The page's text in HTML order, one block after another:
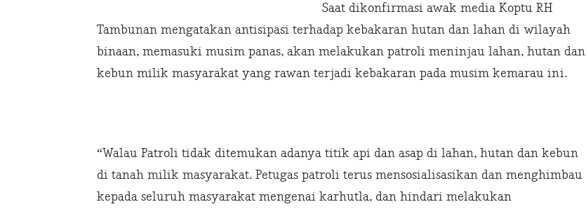
Saat dikonfirmasi awak media Koptu RH
Tambunan mengatakan antisipasi terhadap kebakaran hutan dan lahan di wilayah
binaan, memasuki musim panas, akan melakukan patroli meninjau lahan, hutan dan
kebun milik masyarakat yang rawan terjadi kebakaran pada musim kemarau ini.
“Walau Patroli tidak ditemukan adanya titik api dan asap di lahan, hutan dan kebun
di tanah milik masyarakat. Petugas patroli terus mensosialisasikan dan menghimbau
kepada seluruh masyarakat mengenai karhutla, dan hindari melakukan